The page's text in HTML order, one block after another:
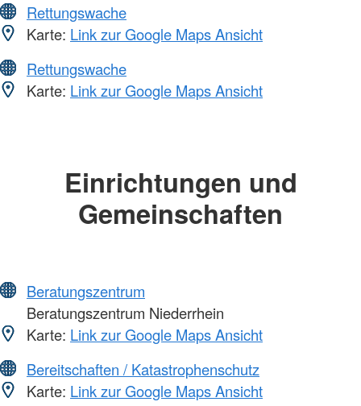
Rettungswache
Karte: Link zur Google Maps Ansicht
Rettungswache
Karte: Link zur Google Maps Ansicht
Einrichtungen und
Gemeinschaften
Beratungszentrum
Beratungszentrum Niederrhein
Karte: Link zur Google Maps Ansicht
Bereitschaften / Katastrophenschutz
Karte: Link zur Google Maps Ansicht